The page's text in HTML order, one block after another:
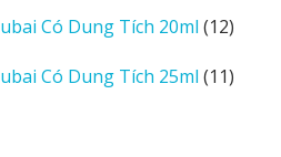
phẩm
Có Dung Tích 20ml 1212
phẩm
Có Dung Tích 25ml 1111